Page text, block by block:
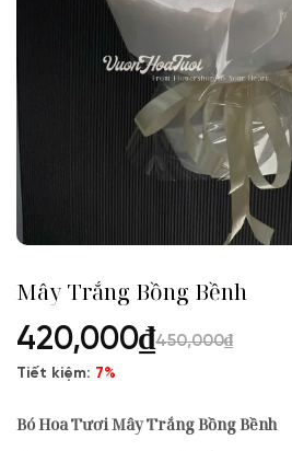
Mây Trắng Bồng Bềnh
420,000₫450,000₫
Tiết kiệm: 7%
Bó Hoa Tươi Mây Trắng Bồng Bềnh